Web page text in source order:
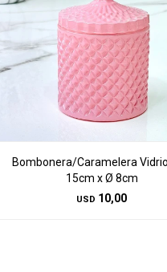
Bombonera/Caramelera
15cm x Ø 8cm
USD 10,00